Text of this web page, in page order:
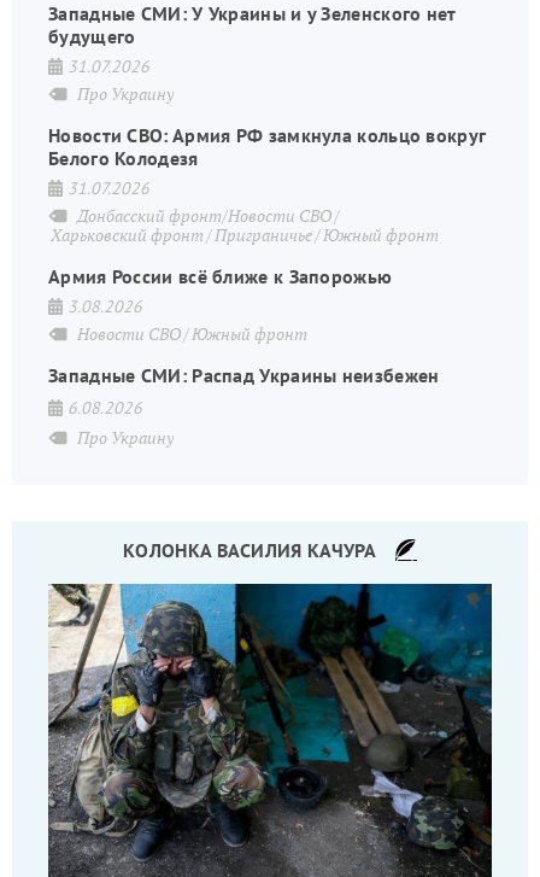
Западные СМИ: У Украины и у Зеленского нет
будущего
31.07.2026
Про Украину
Новости СВО: Армия РФ замкнула кольцо вокруг
Белого Колодезя
31.07.2026
Донбасский фронт/Новости СВО
Харьковский фронт Приграничье Южный фронт
Армия России всё ближе к Запорожью
3.08.2026
Новости СВО Южный фронт
Западные СМИ: Распад Украины неизбежен
6.08.2026
Про Украину
КОЛОНКА ВАСИЛИЯ КАЧУРА